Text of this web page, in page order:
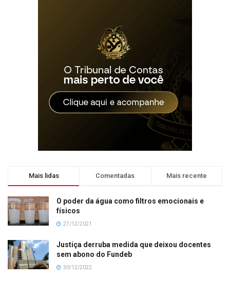
Mais lidas Comentadas Mais recente
O poder da água como filtros emocionais e
físicos
27/12/2021
Justiça derruba medida que deixou docentes
sem abono do Fundeb
30/12/2022